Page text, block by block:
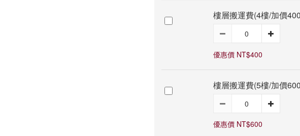
樓層搬運費(4樓/加價
優惠價 NT$400
樓層搬運費(5樓/加價
優惠價 NT$600